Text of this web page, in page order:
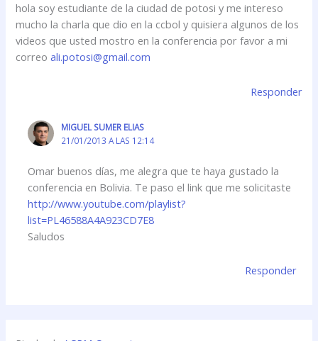
hola soy estudiante de la ciudad de potosi y me intereso
mucho la charla que dio en la ccbol y quisiera algunos de los
videos que usted mostro en la conferencia por favor a mi
correoali.potosi@gmail.com
Responder
MIGUEL SUMER ELIAS
21/01/2013 A LAS 12:14
Omar buenos días, me alegra que te haya gustado la
conferencia en Bolivia. Te paso el link que me solicitaste
http://www.youtube.com/playlist?
list=PL46588A4A923CD7E8
Saludos
Responder